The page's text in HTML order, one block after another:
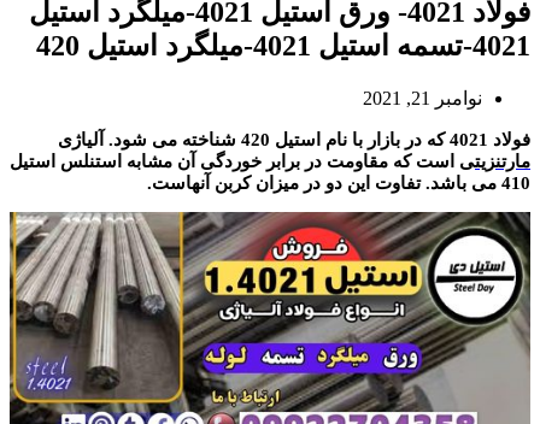
فولاد 4021- ورق استیل 4021-میلگرد استیل
4021-تسمه استیل 4021-میلگرد استیل 420
نوامبر 21, 2021
فولاد 4021 که در بازار با نام استیل 420 شناخته می شود. آلیاژی
مارتنزیتی است که مقاومت در برابر خوردگی آن مشابه استنلس استیل
410 می باشد. تفاوت این دو در میزان کربن آنهاست.